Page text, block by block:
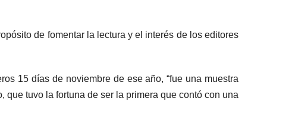
de fomentar la lectura y el interés de los editores
15 días de noviembre de ese año, “fue una muestra
tuvo la fortuna de ser la primera que contó con una